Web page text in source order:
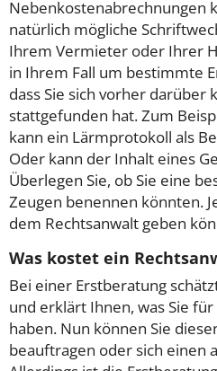
Nebenkostenabrechnungen
natürlich mögliche
Ihrem Vermieter oder Ihrer
in Ihrem Fall um bestimmte
dass Sie sich vorher darüber
stattgefunden hat. Zum
kann ein Lärmprotokoll als
Oder kann der Inhalt eines
Überlegen Sie, ob Sie eine
Zeugen benennen könnten.
dem Rechtsanwalt geben
Was kostet ein
Bei einer Erstberatung
und erklärt Ihnen, was Sie
haben. Nun können Sie
beauftragen oder sich einen